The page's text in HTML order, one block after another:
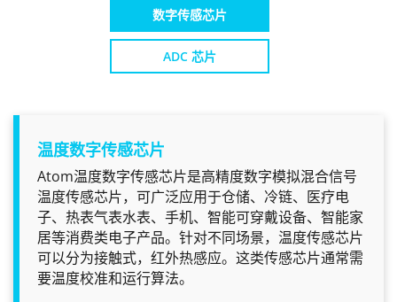
数字传感芯片
ADC 芯片
温度数字传感芯片
Atom温度数字传感芯片是高精度数字模拟混合信号
温度传感芯片，可广泛应用于仓储、冷链、医疗电
子、热表气表水表、手机、智能可穿戴设备、智能家
居等消费类电子产品。针对不同场景，温度传感芯片
可以分为接触式，红外热感应。这类传感芯片通常需
要温度校准和运行算法。